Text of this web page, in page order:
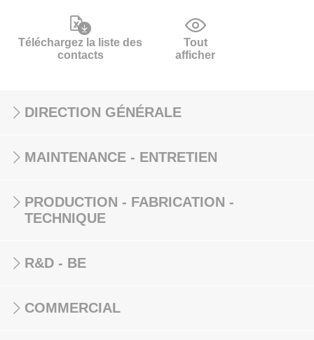
Téléchargez la liste des
contacts
Tout
afficher
DIRECTION GÉNÉRALE
MAINTENANCE - ENTRETIEN
PRODUCTION - FABRICATION -
TECHNIQUE
R&D - BE
COMMERCIAL